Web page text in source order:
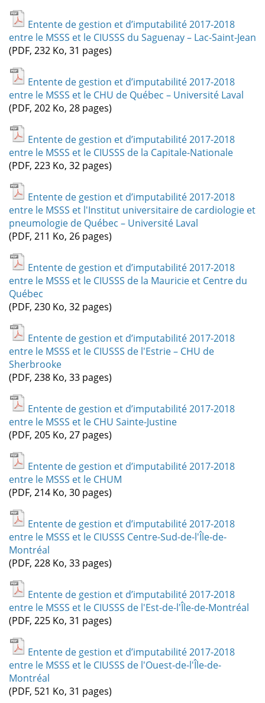
Entente de gestion et d’imputabilité 2017-2018
entre le MSSS et le CIUSSS du Saguenay – Lac-Saint-Jean
(PDF, 232 Ko, 31 pages)
Entente de gestion et d’imputabilité 2017-2018
entre le MSSS et le CHU de Québec – Université Laval
(PDF, 202 Ko, 28 pages)
Entente de gestion et d’imputabilité 2017-2018
entre le MSSS et le CIUSSS de la Capitale-Nationale
(PDF, 223 Ko, 32 pages)
Entente de gestion et d’imputabilité 2017-2018
entre le MSSS et l'Institut universitaire de cardiologie et
pneumologie de Québec – Université Laval
(PDF, 211 Ko, 26 pages)
Entente de gestion et d’imputabilité 2017-2018
entre le MSSS et le CIUSSS de la Mauricie et Centre du
Québec
(PDF, 230 Ko, 32 pages)
Entente de gestion et d’imputabilité 2017-2018
entre le MSSS et le CIUSSS de l'Estrie – CHU de
Sherbrooke
(PDF, 238 Ko, 33 pages)
Entente de gestion et d’imputabilité 2017-2018
entre le MSSS et le CHU Sainte-Justine
(PDF, 205 Ko, 27 pages)
Entente de gestion et d’imputabilité 2017-2018
entre le MSSS et le CHUM
(PDF, 214 Ko, 30 pages)
Entente de gestion et d’imputabilité 2017-2018
entre le MSSS et le CIUSSS Centre-Sud-de-l'Île-de-
Montréal
(PDF, 228 Ko, 33 pages)
Entente de gestion et d’imputabilité 2017-2018
entre le MSSS et le CIUSSS de l'Est-de-l'Île-de-Montréal
(PDF, 225 Ko, 31 pages)
Entente de gestion et d’imputabilité 2017-2018
entre le MSSS et le CIUSSS de l'Ouest-de-l'Île-de-
Montréal
(PDF, 521 Ko, 31 pages)